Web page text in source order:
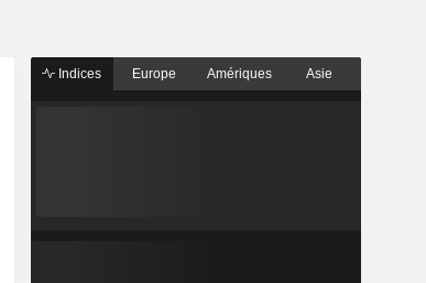
Indices Europe Amériques Asie